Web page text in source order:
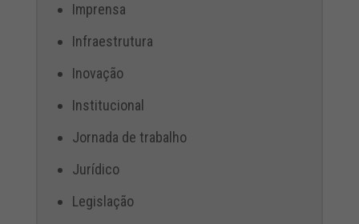
Imprensa
Infraestrutura
Inovação
Institucional
Jornada de trabalho
Jurídico
Legislação